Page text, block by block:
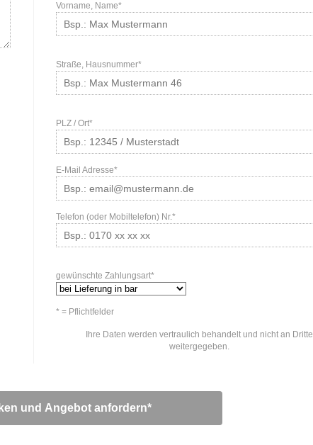
Vorname, Name*
Straße, Hausnummer*
PLZ / Ort*
E-Mail Adresse*
Telefon (oder Mobiltelefon) Nr.*
gewünschte Zahlungsart*
* = Pflichtfelder
Ihre Daten werden vertraulich behandelt und nicht an Dritte
weitergegeben.